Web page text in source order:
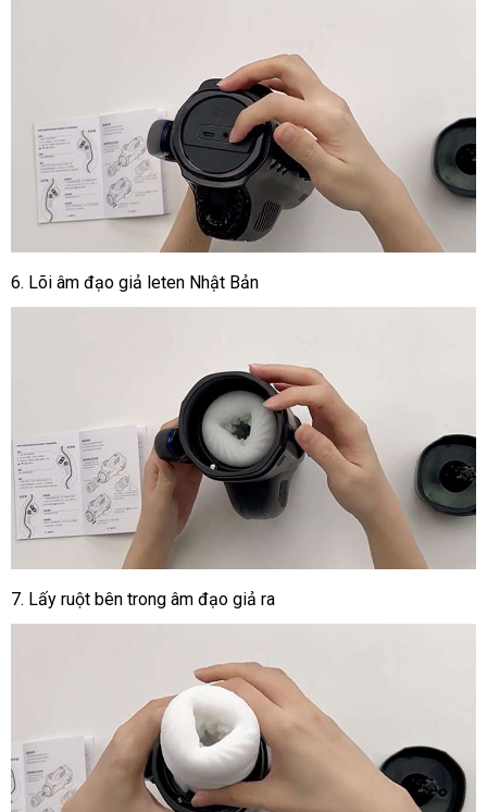
6. Lõi âm đạo giả leten Nhật Bản
7. Lấy ruột bên trong âm đạo giả ra